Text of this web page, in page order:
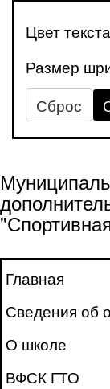
Цвет
Размер
Сброс
Главная
Сведения об
О школе
ВФСК ГТО